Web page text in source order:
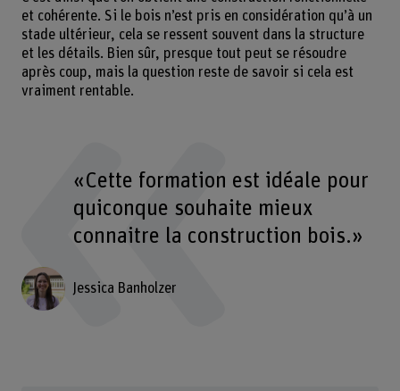
et cohérente. Si le bois n’est pris en considération qu’à un
stade ultérieur, cela se ressent souvent dans la structure
et les détails. Bien sûr, presque tout peut se résoudre
après coup, mais la question reste de savoir si cela est
vraiment rentable.
«Cette formation est idéale pour
quiconque souhaite mieux
connaitre la construction bois.»
Jessica Banholzer